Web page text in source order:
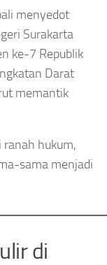
menyedot
Surakarta
ke-7 Republik
Darat
memantik
hukum,
sama menjadi
di